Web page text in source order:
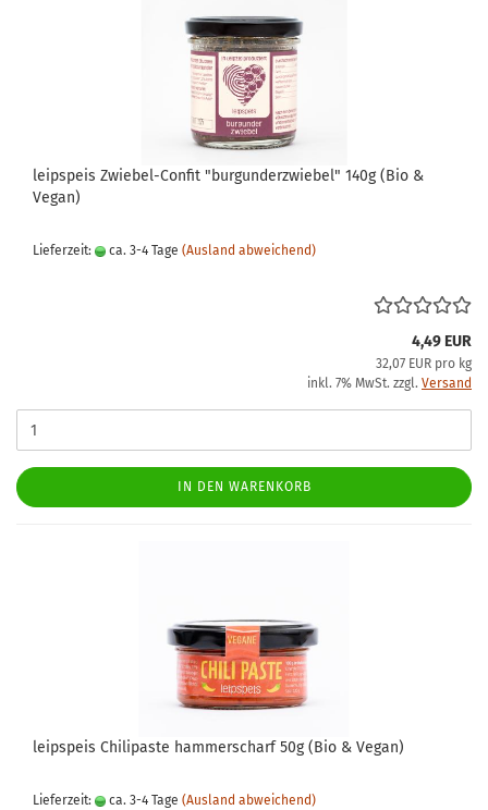
leipspeis Zwiebel-Confit "burgunderzwiebel" 140g (Bio &
Vegan)
Lieferzeit: ca. 3-4 Tage (Ausland abweichend)
4,49 EUR
32,07 EUR pro kg
inkl. 7% MwSt. zzgl. Versand
IN DEN WARENKORB
leipspeis Chilipaste hammerscharf 50g (Bio & Vegan)
Lieferzeit: ca. 3-4 Tage (Ausland abweichend)